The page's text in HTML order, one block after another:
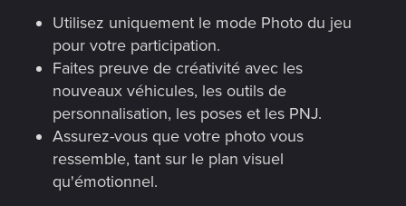
Utilisez uniquement le mode Photo du jeu
pour votre participation.
Faites preuve de créativité avec les
nouveaux véhicules, les outils de
personnalisation, les poses et les PNJ.
Assurez-vous que votre photo vous
ressemble, tant sur le plan visuel
qu'émotionnel.